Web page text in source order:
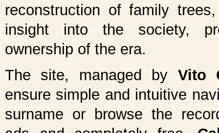
reconstruction of family
insight into the society,
ownership of the era.
The site, managed by Vito
ensure simple and intuitive
surname or browse the